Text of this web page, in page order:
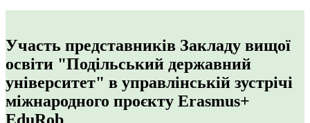
Участь представників Закладу вищої
освіти "Подільський державний
університет" в управлінській зустрічі
міжнародного проєкту Erasmus+